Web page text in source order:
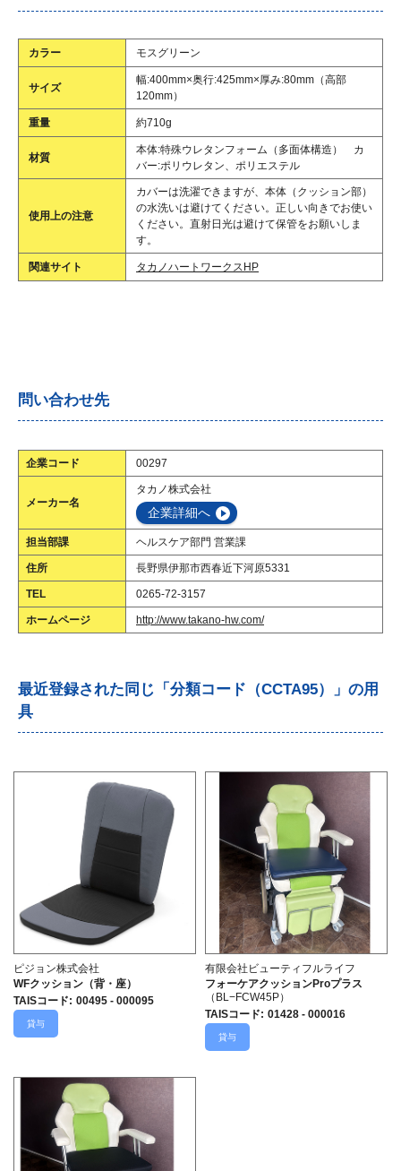
カラー モスグリーン
サイズ
幅:400mm×奥行:425mm×厚み:80mm（高部
120mm）
重量 約710g
材質
本体:特殊ウレタンフォーム（多面体構造） カ
バー:ポリウレタン、ポリエステル
使用上の注意
カバーは洗濯できますが、本体（クッション部）
の水洗いは避けてください。正しい向きでお使い
ください。直射日光は避けて保管をお願いしま
す。
関連サイト タカノハートワークスHP
問い合わせ先
企業コード 00297
メーカー名
タカノ株式会社
企業詳細へ
担当部課 ヘルスケア部門 営業課
住所 長野県伊那市西春近下河原5331
TEL 0265-72-3157
ホームページ http://www.takano-hw.com/
最近登録された同じ「分類コード（CCTA95）」の用
具
ピジョン株式会社
WFクッション（背・座）
TAISコード: 00495 - 000095
貸与
有限会社ビューティフルライフ
フォーケアクッションProプラス
（BL−FCW45P）
TAISコード: 01428 - 000016
貸与